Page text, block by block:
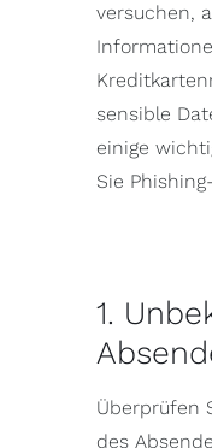
versuchen,
sensible
einige
Sie
1.
Überprüfen
des